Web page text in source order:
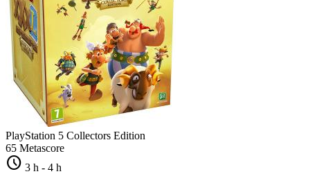
PlayStation 5 Collectors Edition
65 Metascore
schedule 3 h - 4 h